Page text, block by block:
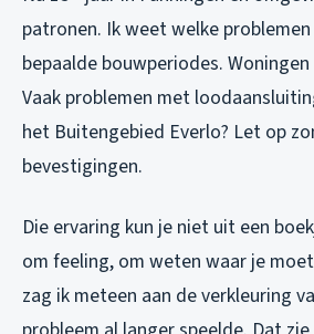
patronen. Ik weet welke
bepaalde bouwperiodes. Woningen
Vaak problemen met
het Buitengebied Everlo? Let op
bevestigingen.
Die ervaring kun je niet uit een
om feeling, om weten waar je
zag ik meteen aan de verkleuring